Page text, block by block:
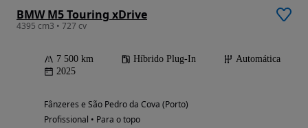
BMW M5 Touring xDrive
4395 cm3 • 727 cv
7 500 km Híbrido Plug-In
Automática
2025
Fânzeres e São Pedro da Cova (Porto)
Profissional • Para o topo